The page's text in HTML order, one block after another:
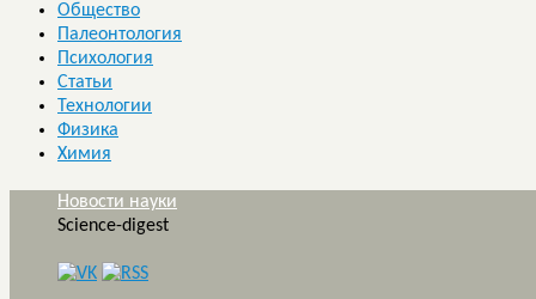
Общество
Палеонтология
Психология
Статьи
Технологии
Физика
Химия
Новости науки
Science-digest